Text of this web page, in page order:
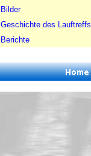
Bilder
Geschichte des Lauftreffs
Berichte